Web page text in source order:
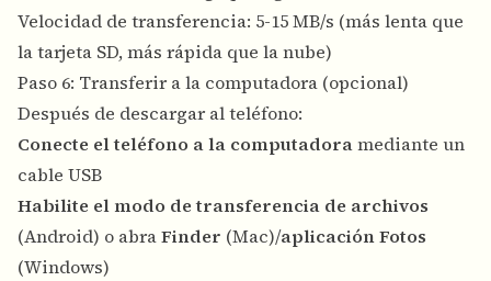
Velocidad de transferencia: 5-15 MB/s (más lenta que
la tarjeta SD, más rápida que la nube)
Paso 6: Transferir a la computadora (opcional)
Después de descargar al teléfono:
Conecte el teléfono a la computadoramediante un
cable USB
Habilite el modo de transferencia de archivos
(Android) o abraFinder (Mac)/aplicación Fotos
(Windows)